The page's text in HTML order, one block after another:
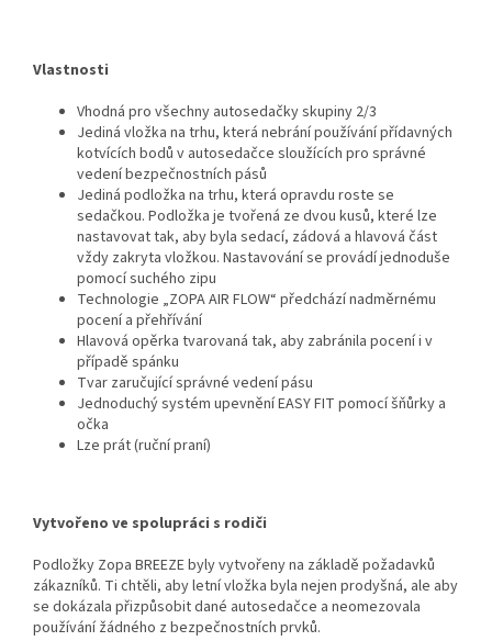
Vlastnosti
Vhodná pro všechny autosedačky skupiny 2/3
Jediná vložka na trhu, která nebrání používání přídavných
kotvících bodů v autosedačce sloužících pro správné
vedení bezpečnostních pásů
Jediná podložka na trhu, která opravdu roste se
sedačkou. Podložka je tvořená ze dvou kusů, které lze
nastavovat tak, aby byla sedací, zádová a hlavová část
vždy zakryta vložkou. Nastavování se provádí jednoduše
pomocí suchého zipu
Technologie „ZOPA AIR FLOW“ předchází nadměrnému
pocení a přehřívání
Hlavová opěrka tvarovaná tak, aby zabránila pocení i v
případě spánku
Tvar zaručující správné vedení pásu
Jednoduchý systém upevnění EASY FIT pomocí šňůrky a
očka
Lze prát (ruční praní)
Vytvořeno ve spolupráci s rodiči
Podložky Zopa BREEZE byly vytvořeny na základě požadavků
zákazníků. Ti chtěli, aby letní vložka byla nejen prodyšná, ale aby
se dokázala přizpůsobit dané autosedačce a neomezovala
používání žádného z bezpečnostních prvků.